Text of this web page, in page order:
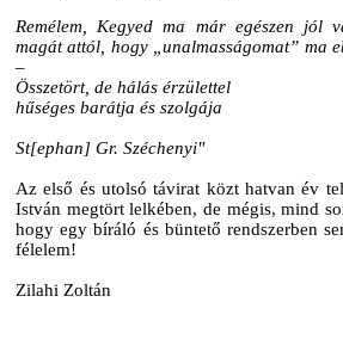
Remélem, Kegyed ma már egészen jól
magát attól, hogy „unalmasságomat” ma
–
Összetört, de hálás érzülettel
hűséges barátja és szolgája
St[ephan] Gr. Széchenyi"
Az első és utolsó távirat közt hatvan év
István megtört lelkében, de mégis, mind
hogy egy bíráló és büntető rendszerben
félelem!
Zilahi Zoltán